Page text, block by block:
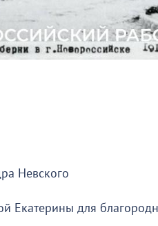
Невского
Екатерины для